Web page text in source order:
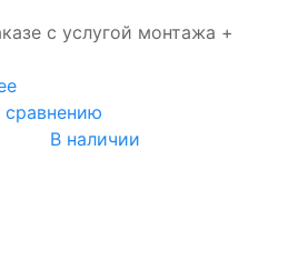
с услугой монтажа +
сравнению
В наличии